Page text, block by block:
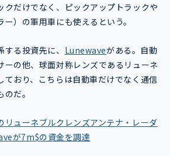
クだけでなく、ピックアップトラックや
）の軍用車にも使えるという。
る投資先に、 Lunewaveがある。自動
ーの他、球面対称レンズであるリューネ
ており、こちらは自動車だけでなく通信
だ。
リューネブルクレンズアンテナ・レーダ
が7m$の資金を調達